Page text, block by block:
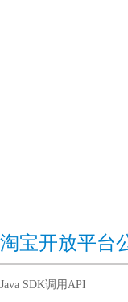
淘宝开放平台
Java SDK调用API